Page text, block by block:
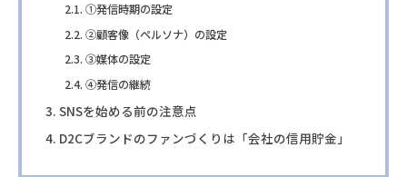
①発信時期の設定
②顧客像（ペルソナ）の設定
③媒体の設定
④発信の継続
SNSを始める前の注意点
D2Cブランドのファンづくりは「会社の信用貯金」